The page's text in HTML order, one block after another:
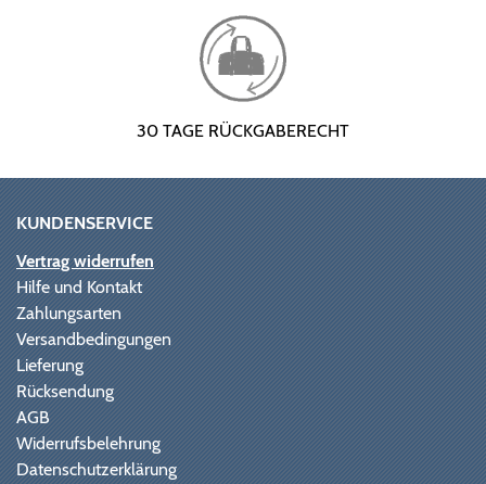
30 TAGE RÜCKGABERECHT
KUNDENSERVICE
Vertrag widerrufen
Hilfe und Kontakt
Zahlungsarten
Versandbedingungen
Lieferung
Rücksendung
AGB
Widerrufsbelehrung
Datenschutzerklärung